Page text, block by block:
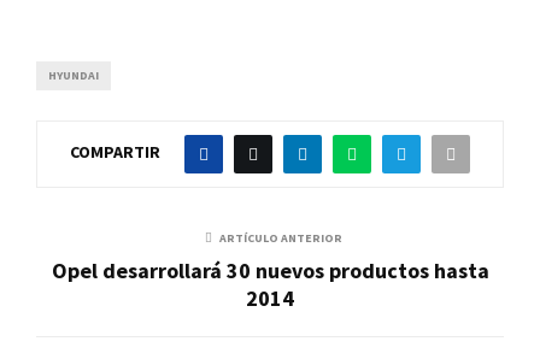
HYUNDAI
COMPARTIR
ARTÍCULO ANTERIOR
Opel desarrollará 30 nuevos productos hasta
2014